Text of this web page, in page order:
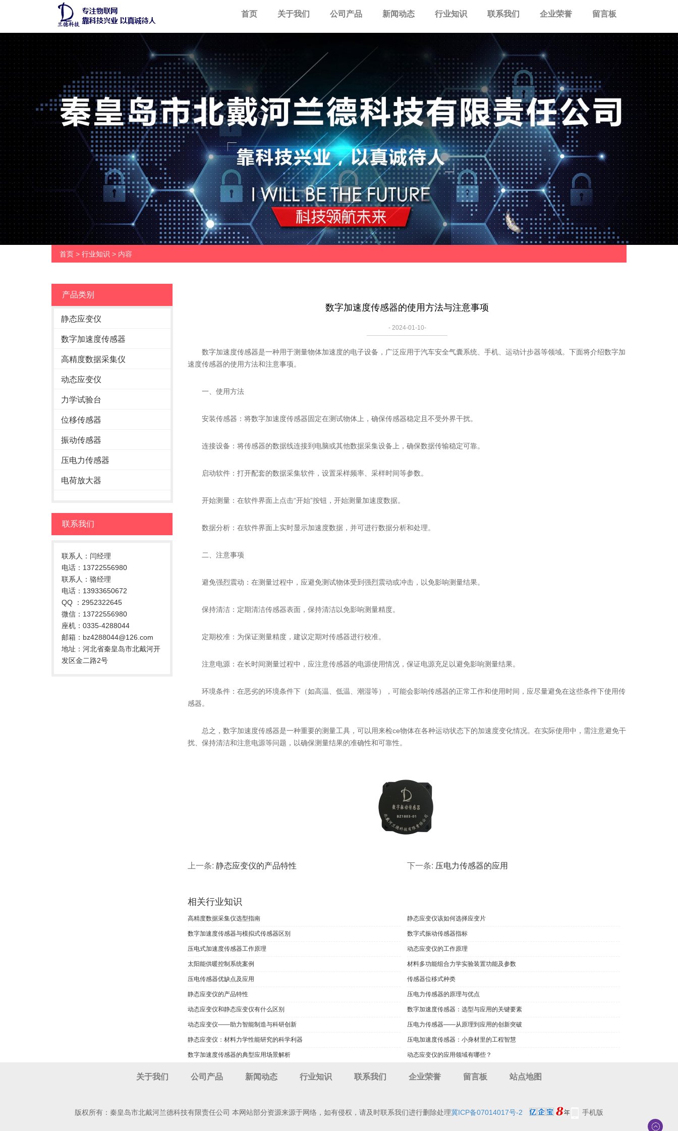
首页 关于我们 公司产品 新闻动态 行业知识 联系我们 企业荣誉 留言板
首页 > 行业知识 > 内容
产品类别
静态应变仪
数字加速度传感器
高精度数据采集仪
动态应变仪
力学试验台
位移传感器
振动传感器
压电力传感器
电荷放大器
联系我们
联系人：闫经理
电话：13722556980
联系人：骆经理
电话：13933650672
QQ ：2952322645
微信：13722556980
座机：0335-4288044
邮箱：bz4288044@126.com
地址：河北省秦皇岛市北戴河开
发区金二路2号
数字加速度传感器的使用方法与注意事项
- 2024-01-10-
数字加速度传感器是一种用于测量物体加速度的电子设备，广泛应用于汽车安全气囊系统、手机、运动计步器等领域。下面将介绍数字加
速度传感器的使用方法和注意事项。
一、使用方法
安装传感器：将数字加速度传感器固定在测试物体上，确保传感器稳定且不受外界干扰。
连接设备：将传感器的数据线连接到电脑或其他数据采集设备上，确保数据传输稳定可靠。
启动软件：打开配套的数据采集软件，设置采样频率、采样时间等参数。
开始测量：在软件界面上点击“开始”按钮，开始测量加速度数据。
数据分析：在软件界面上实时显示加速度数据，并可进行数据分析和处理。
二、注意事项
避免强烈震动：在测量过程中，应避免测试物体受到强烈震动或冲击，以免影响测量结果。
保持清洁：定期清洁传感器表面，保持清洁以免影响测量精度。
定期校准：为保证测量精度，建议定期对传感器进行校准。
注意电源：在长时间测量过程中，应注意传感器的电源使用情况，保证电源充足以避免影响测量结果。
环境条件：在恶劣的环境条件下（如高温、低温、潮湿等），可能会影响传感器的正常工作和使用时间，应尽量避免在这些条件下使用传
感器。
总之，数字加速度传感器是一种重要的测量工具，可以用来检ce物体在各种运动状态下的加速度变化情况。在实际使用中，需注意避免干
扰、保持清洁和注意电源等问题，以确保测量结果的准确性和可靠性。
上一条: 静态应变仪的产品特性 下一条: 压电力传感器的应用
相关行业知识
高精度数据采集仪选型指南 静态应变仪该如何选择应变片
数字加速度传感器与模拟式传感器区别 数字式振动传感器指标
压电式加速度传感器工作原理 动态应变仪的工作原理
太阳能供暖控制系统案例 材料多功能组合力学实验装置功能及参数
压电传感器优缺点及应用 传感器位移式种类
静态应变仪的产品特性 压电力传感器的原理与优点
动态应变仪和静态应变仪有什么区别 数字加速度传感器：选型与应用的关键要素
动态应变仪——助力智能制造与科研创新 压电力传感器——从原理到应用的创新突破
静态应变仪：材料力学性能研究的科学利器 压电加速度传感器：小身材里的工程智慧
数字加速度传感器的典型应用场景解析 动态应变仪的应用领域有哪些？
关于我们 公司产品 新闻动态 行业知识 联系我们 企业荣誉 留言板 站点地图
版权所有：秦皇岛市北戴河兰德科技有限责任公司 本网站部分资源来源于网络，如有侵权，请及时联系我们进行删除处理冀ICP备07014017号-2 手机版